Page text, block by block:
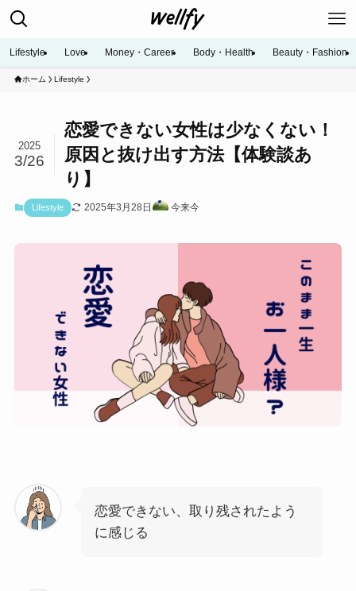
Lifestyle Love Money・Career Body・Health Beauty・Fashion
ホーム Lifestyle
恋愛できない女性は少なくない！
原因と抜け出す方法【体験談あ
り】
2025
3/26
Lifestyle 2025年3月28日 今来今
恋愛できない、取り残されたよう
に感じる